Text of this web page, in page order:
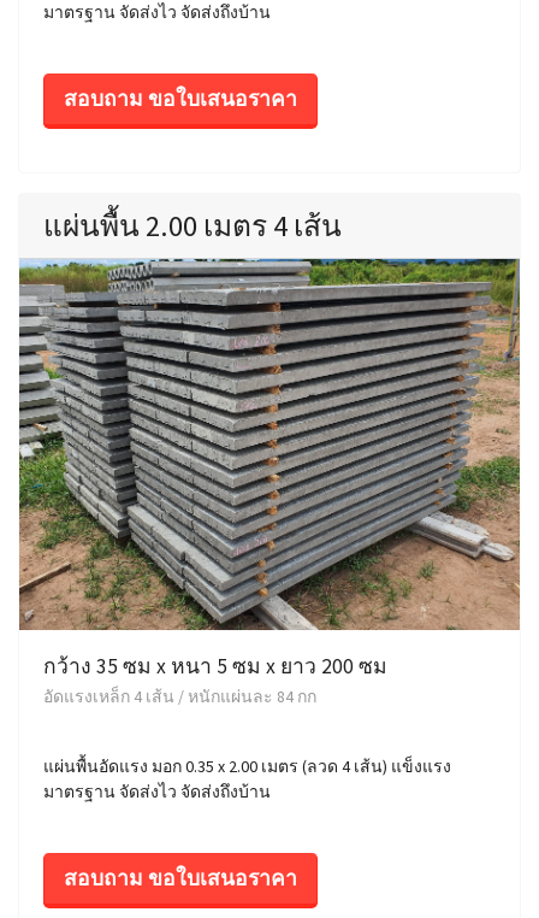
มาตรฐาน จัดส่งไว จัดส่งถึงบ้าน
สอบถาม ขอใบเสนอราคา
แผ่นพื้น 2.00 เมตร 4 เส้น
กว้าง 35 ซม x หนา 5 ซม x ยาว 200 ซม
อัดแรงเหล็ก 4 เส้น / หนักแผ่นละ 84 กก
แผ่นพื้นอัดแรง มอก 0.35 x 2.00 เมตร (ลวด 4 เส้น) แข็งแรง
มาตรฐาน จัดส่งไว จัดส่งถึงบ้าน
สอบถาม ขอใบเสนอราคา